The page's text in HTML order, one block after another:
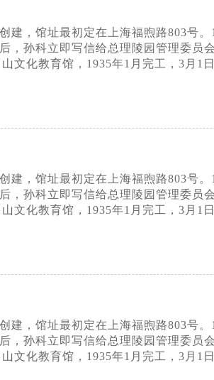
建，馆址最初定在上海福煦路803号
，孙科立即写信给总理陵园管理委员
文化教育馆，1935年1月完工，3月1
建，馆址最初定在上海福煦路803号
，孙科立即写信给总理陵园管理委员
文化教育馆，1935年1月完工，3月1
建，馆址最初定在上海福煦路803号
，孙科立即写信给总理陵园管理委员
文化教育馆，1935年1月完工，3月1